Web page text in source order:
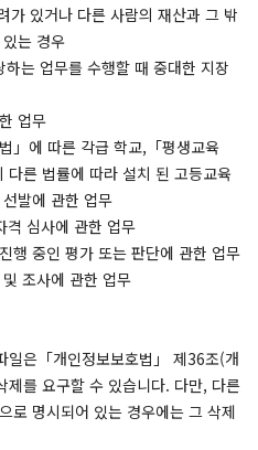
가 있거나 다른 사람의 재산과 그 밖
는 경우
는 업무를 수행할 때 중대한 지장
업무
」에 따른 각급 학교,「평생교육
른 법률에 따라 설치 된 고등교육
발에 관한 업무
격 심사에 관한 업무
행 중인 평가 또는 판단에 관한 업무
조사에 관한 업무
일은「개인정보보호법」 제36조(개
제를 요구할 수 있습니다. 다만, 다른
로 명시되어 있는 경우에는 그 삭제